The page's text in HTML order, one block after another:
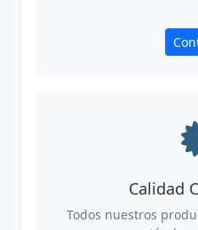
Calidad
Todos nuestros